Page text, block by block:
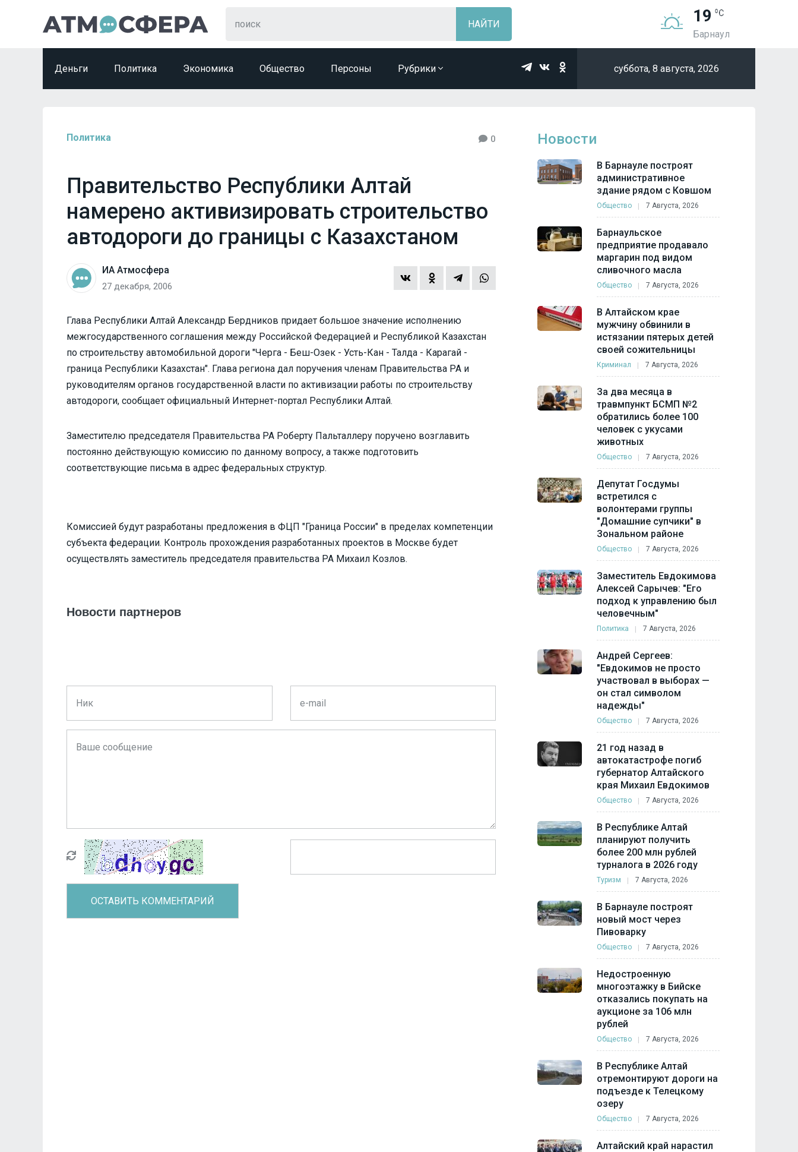
19
Барнаул
Деньги Политика Экономика Общество Персоны Рубрики суббота, 8 августа, 2026
Политика 0
Правительство Республики Алтай
намерено активизировать строительство
автодороги до границы с Казахстаном
ИА Атмосфера
27 декабря, 2006
Глава Республики Алтай Александр Бердников придает большое значение исполнению
межгосударственного соглашения между Российской Федерацией и Республикой Казахстан
по строительству автомобильной дороги "Черга - Беш-Озек - Усть-Кан - Талда - Карагай -
граница Республики Казахстан". Глава региона дал поручения членам Правительства РА и
руководителям органов государственной власти по активизации работы по строительству
автодороги, сообщает официальный Интернет-портал Республики Алтай.
Заместителю председателя Правительства РА Роберту Пальталлеру поручено возглавить
постоянно действующую комиссию по данному вопросу, а также подготовить
соответствующие письма в адрес федеральных структур.
Комиссией будут разработаны предложения в ФЦП "Граница России" в пределах компетенции
субъекта федерации. Контроль прохождения разработанных проектов в Москве будет
осуществлять заместитель председателя правительства РА Михаил Козлов.
Новости партнеров
Новости
В Барнауле построят
административное
здание рядом с Ковшом
Общество 7 Августа, 2026
Барнаульское
предприятие продавало
маргарин под видом
сливочного масла
Общество 7 Августа, 2026
В Алтайском крае
мужчину обвинили в
истязании пятерых детей
своей сожительницы
Криминал 7 Августа, 2026
За два месяца в
травмпункт БСМП №2
обратились более 100
человек с укусами
животных
Общество 7 Августа, 2026
Депутат Госдумы
встретился с
волонтерами группы
"Домашние супчики" в
Зональном районе
Общество 7 Августа, 2026
Заместитель Евдокимова
Алексей Сарычев: "Его
подход к управлению был
человечным"
Политика 7 Августа, 2026
Андрей Сергеев:
"Евдокимов не просто
участвовал в выборах —
он стал символом
надежды"
Общество 7 Августа, 2026
21 год назад в
автокатастрофе погиб
губернатор Алтайского
края Михаил Евдокимов
Общество 7 Августа, 2026
В Республике Алтай
планируют получить
более 200 млн рублей
турналога в 2026 году
Туризм 7 Августа, 2026
В Барнауле построят
новый мост через
Пивоварку
Общество 7 Августа, 2026
Недостроенную
многоэтажку в Бийске
отказались покупать на
аукционе за 106 млн
рублей
Общество 7 Августа, 2026
В Республике Алтай
отремонтируют дороги на
подъезде к Телецкому
озеру
Общество 7 Августа, 2026
Алтайский край нарастил